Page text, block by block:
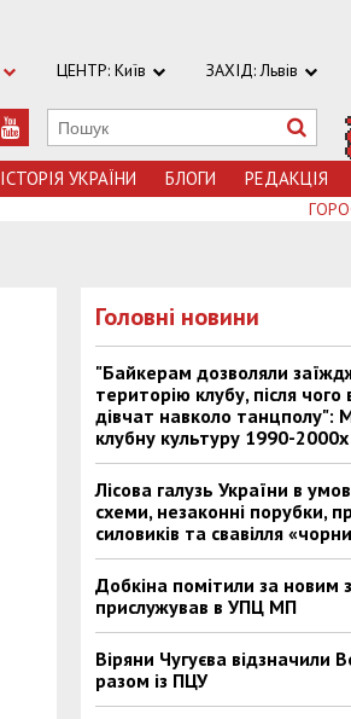
ЦЕНТР: Київ ЗАХІД: Львів
ІСТОРІЯ УКРАЇНИ БЛОГИ РЕДАКЦІЯ
Головні новини
"Байкерам дозволяли
територію клубу, після
дівчат навколо танцполу":
клубну культуру 1990-2000х
Лісова галузь України в
схеми, незаконні порубки,
силовиків та свавілля
Добкіна помітили за новим
прислужував в УПЦ МП
Віряни Чугуєва відзначили
разом із ПЦУ